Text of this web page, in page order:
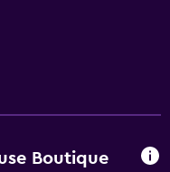
Boutique